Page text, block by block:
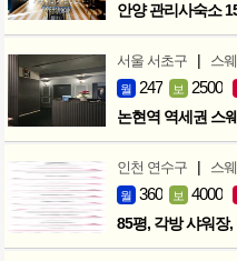
안양 관리사숙소
서울 서초구 | 스
월 247 보 2500
논현역 역세권 스
인천 연수구 | 스
월 360 보 4000